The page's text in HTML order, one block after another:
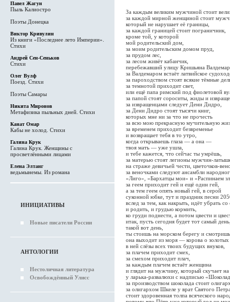
Павел Жагун
Пыль Калиостро
Поэты Донецка
Виктор Кривулин
Из книги «Последнее лето Империи».
Стихи
Андрей Сен-Сеньков
Стихи
Олег Вулф
Поезд. Стихи
Поэты Самары
Никита Миронов
Метафизика пыльных дней. Стихи
Канат Омар
Кабы не холод. Стихи
Галина Крук
Галина Крук. Женщины с
просветлёнными лицами
Елена Элтанг
ведьмынемы. Из романа
ИНИЦИАТИВЫ
Новые писатели России
АНТОЛОГИИ
Нестоличная литература
Освобождённый Улисс
За каждым великим мужчиной стоит
за каждой мирной женщиной стоит
который не нарушает её границы,
за каждой границей стоит пограничник,
кроме той, у которой
мой родительский дом,
за моим родительским домом пруд,
за прудом лес,
за лесом живёт кабанчик,
перебежавший улицу Кришьяна
за Валдемаром встаёт латвийское
за пароходством стоят всякие тёмные
за темнотой приходит свет,
или ещё папа римский под фиолетовой
за папой стоят сороситы, жиды и
за извращенцами следует Дени Дидро,
за Дени Дидро стоят тысячи книг,
которых мне ни за что не прочесть
за всю мою прекрасную мучительную
за временем приходит безвременье
и возвращает тебя в то утро,
когда открываешь глаза — а она —
твоя мать — уже ушла,
и тебе кажется, что сейчас ты умрёшь,
за матерью стоят легионы мужчин-
на страже девичьей чести, цветочков-
за веночками следуют ансамбли
«Лиго», «Бархатцы мои» и «Распинаем
за геем приходит гей и ещё один гей,
а за тем геем опять новый гей, в серой
суконной юбке, тут и праздник песни
вслед за тем, как накрыть, идёт убрать
и родить, и грудью кормить,
ко груди поднести, а потом цвести и
итак, пусть сегодня будет тот самый
такой вот день,
ты стоишь на морском берегу и
она выходит из моря — корова о золотых
в ней слёзы всех твоих будущих внуков,
за плачем приходит смех,
за смехом приходит плач,
за каждым плачем встаёт женщина
и глядит на мужчину, который скучает
у ларька-развалюхи с надписью
за производством шоколада стоит
за олигархом Шкеле у врат Святого
стоит здоровенная толпа всяческого